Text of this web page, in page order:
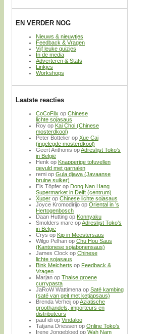
EN VERDER NOG
Nieuws & nieuwtjes
Feedback & Vragen
Vijf leuke quizjes
In de media
Adverteren & Stats
Linkjes
Workshops
Laatste reacties
CoCoFlix op Chinese
lichte sojasaus
Roy op Kai Choi (Chinese
mosterdkool)
Peter Bottelier op Xue Cai
(ingelegde mosterdkool)
Geert Anthonis opAdreslijst Toko’s
in België
Henk op Knapperige tofuvellen
gevuld met garnalen
remi op Gula djawa (Javaanse
bruine suiker)
Els Töpfer op Dong Nan Hang
Supermarket in Delft (centrum)
Xuper op Chinese lichte sojasaus
Joyce Kromodirijo op Oriental in ’s
Hertogenbosch
Daan Hutting op Konnyaku
Smolders marc opAdreslijst Toko’s
in België
Crys op Kip in Meestersaus
Wilgo Pelhan op Chu Hou Saus
(Kantonese sojabonensaus)
James Clock op Chinese
lichte sojasaus
Bink Melcherts op Feedback &
Vragen
Marjan op Thaise groene
currypasta
JaRoW Wattimena op Saté kambing
(saté van geit met ketjapsaus)
Brenda Verheij opAziatische
groothandels, importeurs en
distributeurs
paul idi op Vindaloo
Tatjana Driessen op Online Toko’s
Irene Jongebloed op Wah Nam